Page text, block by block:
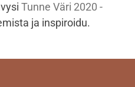
Tunne Väri 2020 -
ja inspiroidu.